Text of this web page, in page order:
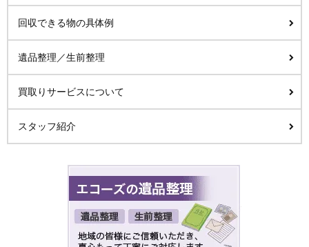
回収できる物の具体例
遺品整理／生前整理
買取りサービスについて
スタッフ紹介